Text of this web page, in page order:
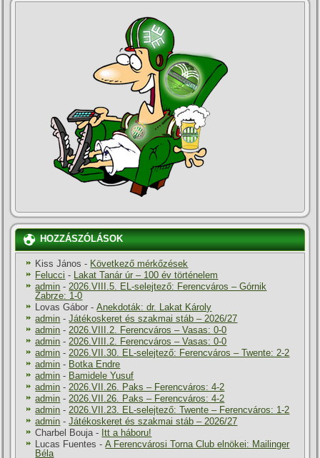
HOZZÁSZÓLÁSOK
Kiss János - Következő mérkőzések
Felucci - Lakat Tanár úr – 100 év történelem
admin - 2026.VIII.5. EL-selejtező: Ferencváros – Górnik
Zabrze: 1-0
Lovas Gábor -Anekdoták: dr. Lakat Károly
admin -Játékoskeret és szakmai stáb – 2026/27
admin - 2026.VIII.2. Ferencváros – Vasas: 0-0
admin - 2026.VIII.2. Ferencváros – Vasas: 0-0
admin - 2026.VII.30. EL-selejtező: Ferencváros – Twente: 2-2
admin - Botka Endre
admin - Bamidele Yusuf
admin - 2026.VII.26. Paks – Ferencváros: 4-2
admin - 2026.VII.26. Paks – Ferencváros: 4-2
admin - 2026.VII.23. EL-selejtező: Twente – Ferencváros: 1-2
admin -Játékoskeret és szakmai stáb – 2026/27
Charbel Bouja - Itt a háboru!
Lucas Fuentes -A Ferencvárosi Torna Club elnökei: Mailinger
Béla